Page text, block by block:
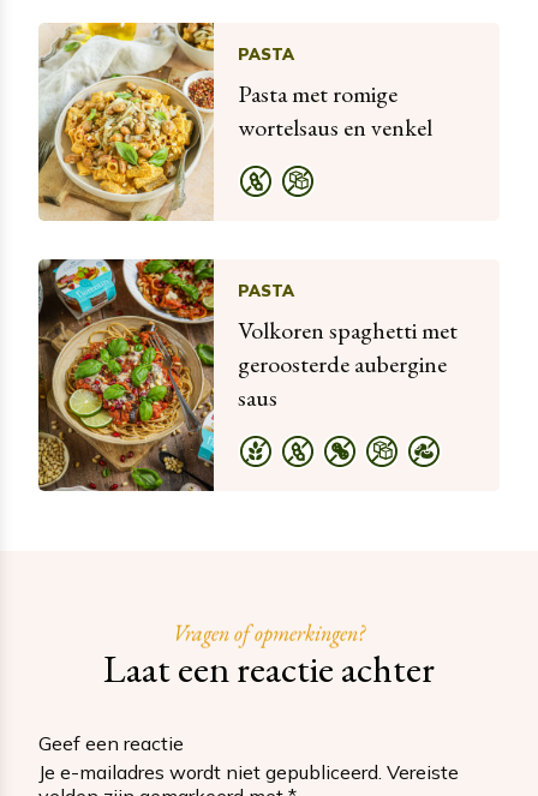
PASTA
Pasta met romige
wortelsaus en venkel
PASTA
Volkoren spaghetti met
geroosterde aubergine
saus
Vragen of opmerkingen?
Laat een reactie achter
Geef een reactie
Je e-mailadres wordt niet gepubliceerd. Vereiste